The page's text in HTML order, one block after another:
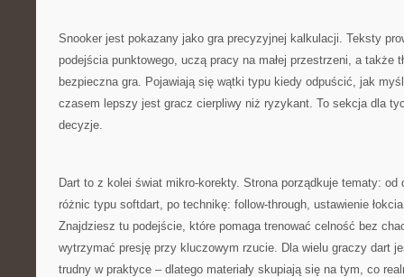
Snooker jest pokazany jako gra precyzyjnej kalkulacji. Teksty
podejścia punktowego, uczą pracy na małej przestrzeni, a także
bezpieczna gra. Pojawiają się wątki typu kiedy odpuścić, jak
czasem lepszy jest gracz cierpliwy niż ryzykant. To sekcja dla
decyzje.
Dart to z kolei świat mikro-korekty. Strona porządkuje tematy: od
różnic typu softdart, po technikę: follow-through, ustawienie
Znajdziesz tu podejście, które pomaga trenować celność bez
wytrzymać presję przy kluczowym rzucie. Dla wielu graczy dart
trudny w praktyce – dlatego materiały skupiają się na tym, co